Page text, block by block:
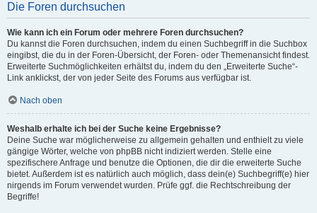
Die Foren durchsuchen
Wie kann ich ein Forum oder mehrere Foren durchsuchen?
Du kannst die Foren durchsuchen, indem du einen Suchbegriff in die Suchbox
eingibst, die du in der Foren-Übersicht, der Foren- oder Themenansicht findest.
Erweiterte Suchmöglichkeiten erhältst du, indem du den „Erweiterte Suche“-
Link anklickst, der von jeder Seite des Forums aus verfügbar ist.
Nach oben
Weshalb erhalte ich bei der Suche keine Ergebnisse?
Deine Suche war möglicherweise zu allgemein gehalten und enthielt zu viele
gängige Wörter, welche von phpBB nicht indiziert werden. Stelle eine
spezifischere Anfrage und benutze die Optionen, die dir die erweiterte Suche
bietet. Außerdem ist es natürlich auch möglich, dass dein(e) Suchbegriff(e) hier
nirgends im Forum verwendet wurden. Prüfe ggf. die Rechtschreibung der
Begriffe!